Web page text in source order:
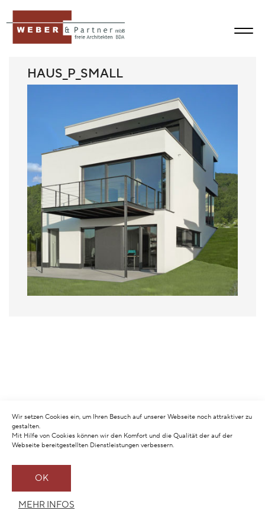
Wir setzen Cookies ein, um Ihren Besuch auf unserer Webseite noch attraktiver zu
gestalten.
Mit Hilfe von Cookies können wir den Komfort und die Qualität der auf der
Webseite bereitgestellten Dienstleistungen verbessern.
OK
MEHR INFOS
HAUS_P_SMALL